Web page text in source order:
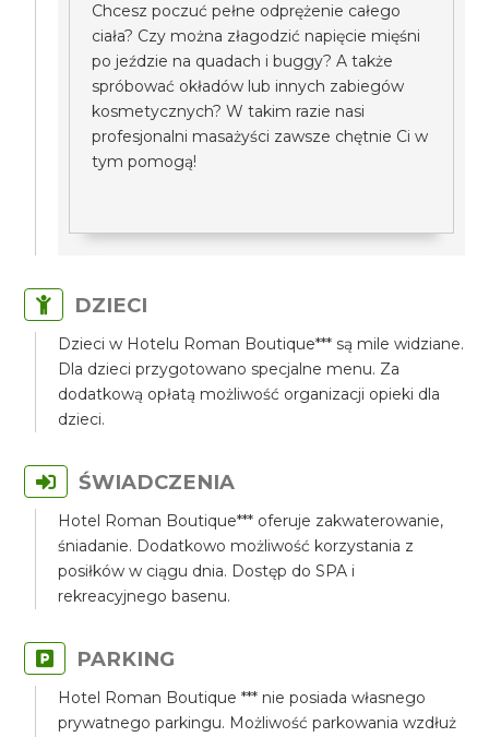
Chcesz poczuć pełne odprężenie całego
ciała? Czy można złagodzić napięcie mięśni
po jeździe na quadach i buggy? A także
spróbować okładów lub innych zabiegów
kosmetycznych? W takim razie nasi
profesjonalni masażyści zawsze chętnie Ci w
tym pomogą!
DZIECI
Dzieci w Hotelu Roman Boutique*** są mile widziane.
Dla dzieci przygotowano specjalne menu. Za
dodatkową opłatą możliwość organizacji opieki dla
dzieci.
ŚWIADCZENIA
Hotel Roman Boutique*** oferuje zakwaterowanie,
śniadanie. Dodatkowo możliwość korzystania z
posiłków w ciągu dnia. Dostęp do SPA i
rekreacyjnego basenu.
PARKING
Hotel Roman Boutique *** nie posiada własnego
prywatnego parkingu. Możliwość parkowania wzdłuż